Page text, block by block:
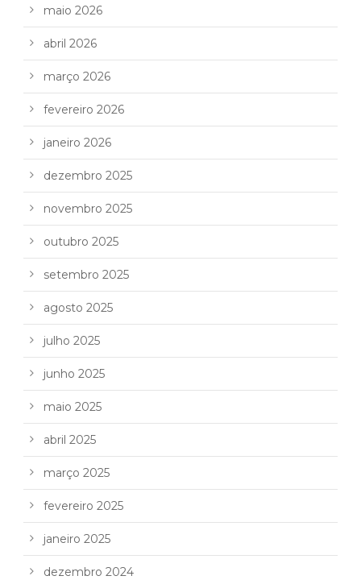
maio 2026
abril 2026
março 2026
fevereiro 2026
janeiro 2026
dezembro 2025
novembro 2025
outubro 2025
setembro 2025
agosto 2025
julho 2025
junho 2025
maio 2025
abril 2025
março 2025
fevereiro 2025
janeiro 2025
dezembro 2024